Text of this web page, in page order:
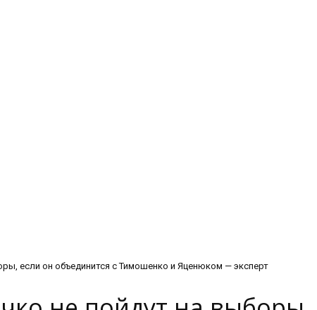
если он объединится с Тимошенко и Яценюком — эксперт